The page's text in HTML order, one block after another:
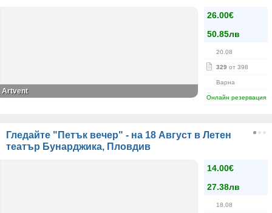
26.00€
50.85лв
20.08
329 от 398
Варна
Онлайн резервация
Artvent
Гледайте "Петък вечер" - на 18 Август в Летен
театър Бунарджика, Пловдив
14.00€
27.38лв
18.08